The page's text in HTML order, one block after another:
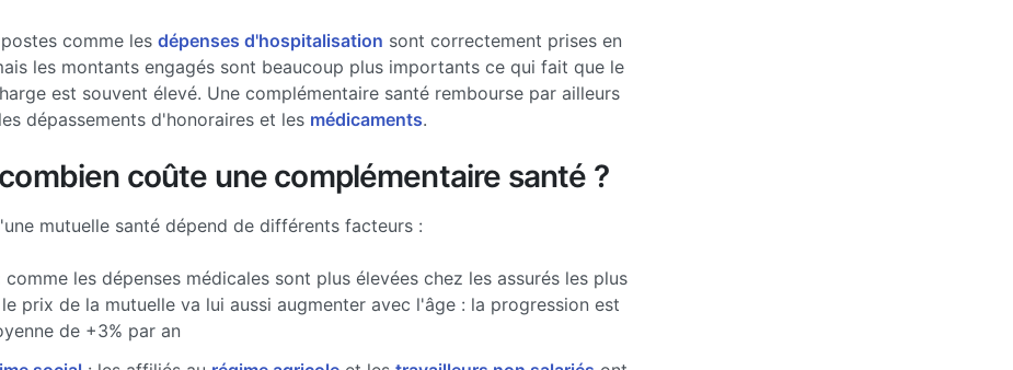
comme les dépenses d'hospitalisation sont correctement prises en
les montants engagés sont beaucoup plus importants ce qui fait que le
est souvent élevé. Une complémentaire santé rembourse par ailleurs
dépassements d'honoraires et les médicaments.
coûte une complémentaire santé ?
mutuelle santé dépend de différents facteurs :
comme les dépenses médicales sont plus élevées chez les assurés les plus
prix de la mutuelle va lui aussi augmenter avec l'âge : la progression est
de +3% par an